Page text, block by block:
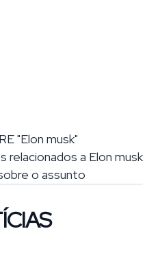
"Elon musk"
relacionados a Elon musk
o assunto